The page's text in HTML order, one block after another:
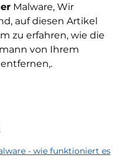
Malware, Wir
auf diesen Artikel
zu erfahren, wie die
von Ihrem
- wie funktioniert es